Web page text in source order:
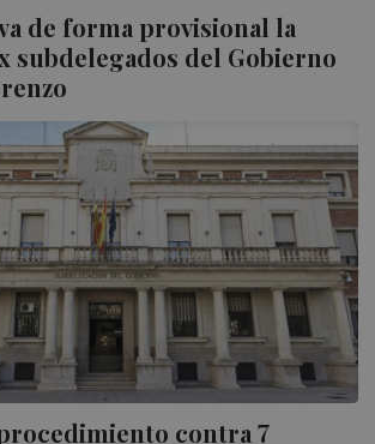
de forma provisional la
subdelegados del Gobierno
contra 7